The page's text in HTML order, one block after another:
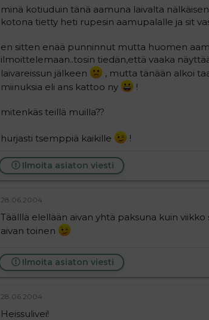
minä kotiuduin tänä aamuna laivalta
kotona tietty heti rupesin aamupalalle ja sit
en sitten enää punninnut mutta huomen
ilmoittelemaan..tosin tiedän,että vaaka
laivareissun jälkeen
, mutta tänään alkoi
miinuksia eli ans kattoo ny
!
mitenkäs teillä muilla??
hurjasti tsemppiä kaikille !
Ilmoita asiaton viesti
28.06.2004
Täälllä elellään aivan yhtä paksuna kuin
aivan toinen
Ilmoita asiaton viesti
28.06.2004
Heissulivei!